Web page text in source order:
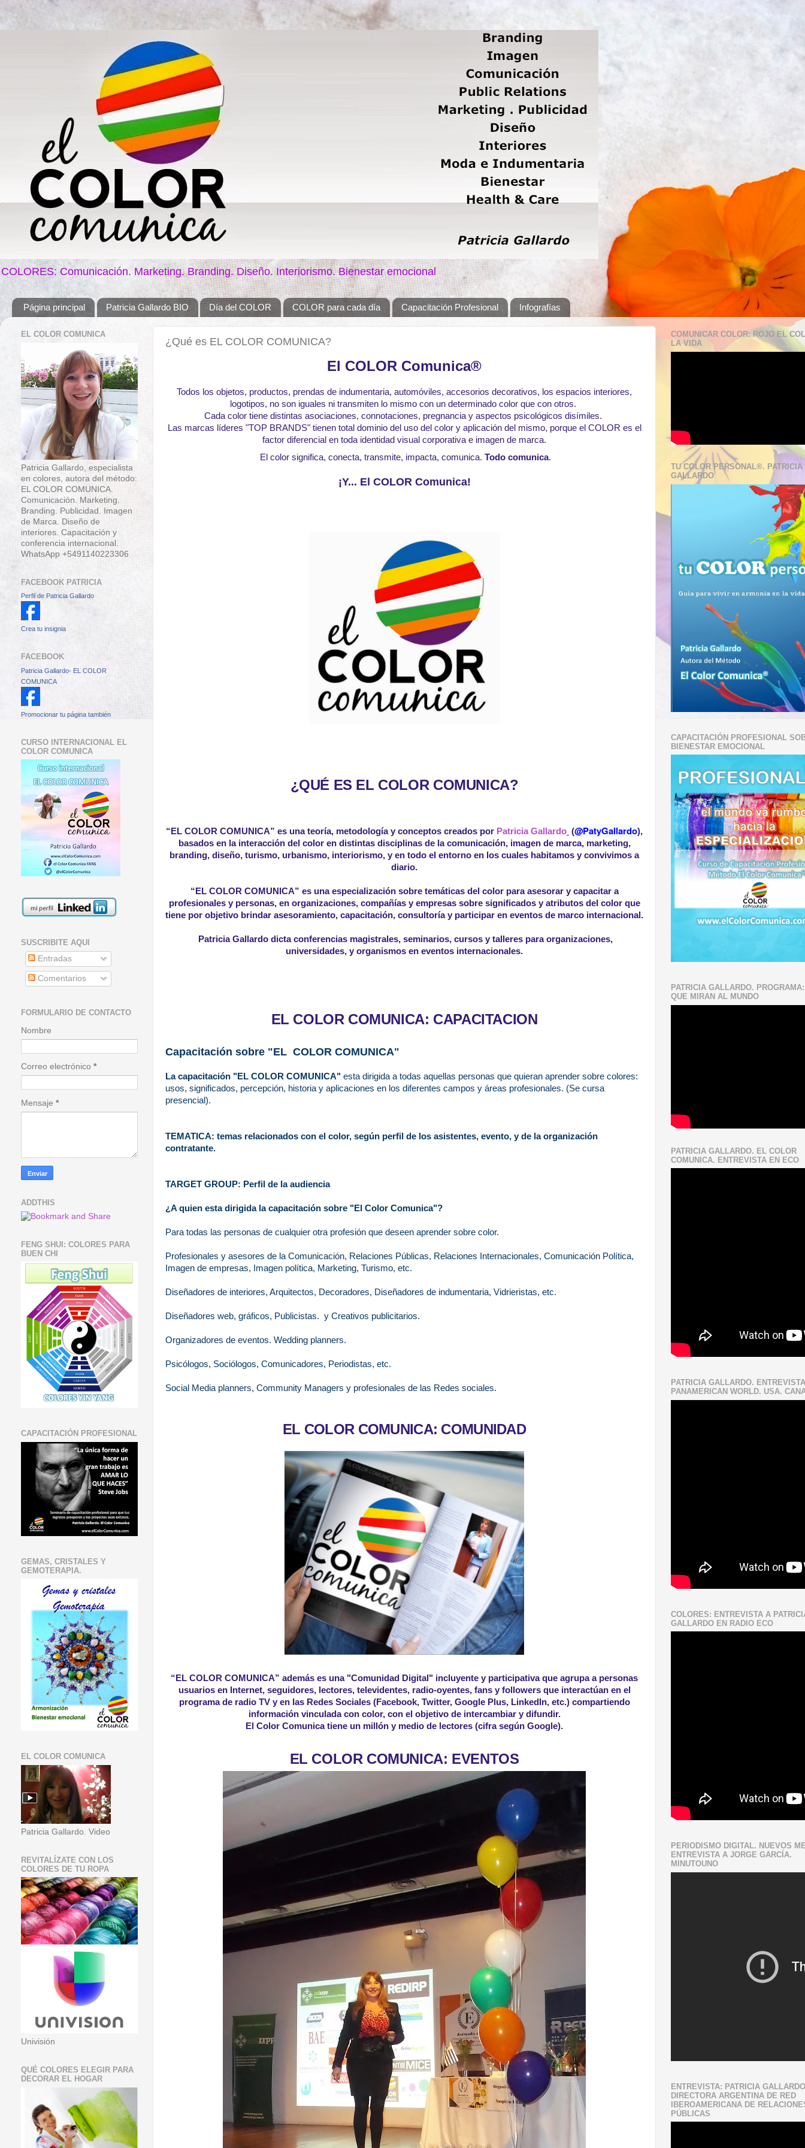
COLORES: Comunicación. Marketing. Branding. Diseño. Interiorismo. Bienestar emocional
Página principal Patricia Gallardo BIO Día del COLOR COLOR para cada día Capacitación Profesional Infografías
¿Qué es EL COLOR COMUNICA?
El COLOR Comunica®
Todos los objetos, productos, prendas de indumentaria, automóviles, accesorios decorativos, los espacios interiores,
logotipos, no son iguales ni transmiten lo mismo con un determinado color que con otros.
Cada color tiene distintas asociaciones, connotaciones, pregnancia y aspectos psicológicos disímiles.
Las marcas líderes "TOP BRANDS" tienen total dominio del uso del color y aplicación del mismo, porque el COLOR es el
factor diferencial en toda identidad visual corporativa e imagen de marca.
El color significa, conecta, transmite, impacta, comunica. Todo comunica.
¡Y... El COLOR Comunica!
¿QUÉ ES EL COLOR COMUNICA?
“EL COLOR COMUNICA” es una teoría, metodología y conceptos creados por Patricia Gallardo (@PatyGallardo),
basados en la interacción del color en distintas disciplinas de la comunicación, imagen de marca, marketing,
branding, diseño, turismo, urbanismo, interiorismo, y en todo el entorno en los cuales habitamos y convivimos a
diario.
“EL COLOR COMUNICA” es una especialización sobre temáticas del color para asesorar y capacitar a
profesionales y personas, en organizaciones, compañías y empresas sobre significados y atributos del color que
tiene por objetivo brindar asesoramiento, capacitación, consultoría y participar en eventos de marco internacional.
Patricia Gallardo dicta conferencias magistrales, seminarios, cursos y talleres para organizaciones,
universidades, y organismos en eventos internacionales.
EL COLOR COMUNICA: CAPACITACION
Capacitación sobre "EL COLOR COMUNICA"
La capacitación "EL COLOR COMUNICA" esta dirigida a todas aquellas personas que quieran aprender sobre colores:
usos, significados, percepción, historia y aplicaciones en los diferentes campos y áreas profesionales. (Se cursa
presencial).
TEMATICA: temas relacionados con el color, según perfil de los asistentes, evento, y de la organización
contratante.
TARGET GROUP: Perfil de la audiencia
¿A quien esta dirigida la capacitación sobre "El Color Comunica"?
Para todas las personas de cualquier otra profesión que deseen aprender sobre color.
Profesionales y asesores de la Comunicación, Relaciones Públicas, Relaciones Internacionales, Comunicación Política,
Imagen de empresas, Imagen política, Marketing, Turismo, etc.
Diseñadores de interiores, Arquitectos, Decoradores, Diseñadores de indumentaria, Vidrieristas, etc.
Diseñadores web, gráficos, Publicistas. y Creativos publicitarios.
Organizadores de eventos. Wedding planners.
Psicólogos, Sociólogos, Comunicadores, Periodistas, etc.
Social Media planners, Community Managers y profesionales de las Redes sociales.
EL COLOR COMUNICA: COMUNIDAD
“EL COLOR COMUNICA” además es una "Comunidad Digital" incluyente y participativa que agrupa a personas
usuarios en Internet, seguidores, lectores, televidentes, radio-oyentes, fans y followers que interactúan en el
programa de radio TV y en las Redes Sociales (Facebook, Twitter, Google Plus, LinkedIn, etc.) compartiendo
información vinculada con color, con el objetivo de intercambiar y difundir.
El Color Comunica tiene un millón y medio de lectores (cifra según Google).
EL COLOR COMUNICA: EVENTOS
EL COLOR COMUNICA
Patricia Gallardo, especialista
en colores, autora del método:
EL COLOR COMUNICA.
Comunicación. Marketing.
Branding. Publicidad. Imagen
de Marca. Diseño de
interiores. Capacitación y
conferencia internacional.
WhatsApp +5491140223306
FACEBOOK PATRICIA
Perfil de Patricia Gallardo
Crea tu insignia
FACEBOOK
Patricia Gallardo- EL COLOR
COMUNICA
Promocionar tu página también
CURSO INTERNACIONAL EL
COLOR COMUNICA
SUSCRIBITE AQUI
Entradas
Comentarios
FORMULARIO DE CONTACTO
Nombre
Correo electrónico *
Mensaje *
ADDTHIS
FENG SHUI: COLORES PARA
BUEN CHI
CAPACITACIÓN PROFESIONAL
GEMAS, CRISTALES Y
GEMOTERAPIA.
EL COLOR COMUNICA
Patricia Gallardo. Video
REVITALÍZATE CON LOS
COLORES DE TU ROPA
Univisión
QUÉ COLORES ELEGIR PARA
DECORAR EL HOGAR
COMUNICAR COLOR: ROJO EL
LA VIDA
TU COLOR PERSONAL®. PATRICIA
GALLARDO
CAPACITACIÓN PROFESIONAL
BIENESTAR EMOCIONAL
PATRICIA GALLARDO.
QUE MIRAN AL MUNDO
PATRICIA GALLARDO. EL COLOR
COMUNICA. ENTREVISTA EN ECO
PATRICIA GALLARDO.
PANAMERICAN WORLD. USA.
COLORES: ENTREVISTA A
GALLARDO EN RADIO ECO
PERIODISMO DIGITAL. NUEVOS
ENTREVISTA A JORGE GARCÍA.
MINUTOUNO
ENTREVISTA: PATRICIA GALLARDO
DIRECTORA ARGENTINA DE RED
IBEROAMERICANA DE
PÚBLICAS